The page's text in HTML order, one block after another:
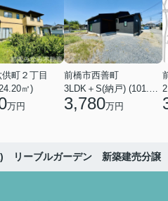
町２丁目
㎡)
万円
前橋市西善町
3,780万円
リーブルガーデン 新築建売分譲